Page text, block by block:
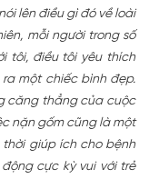
lên điều gì đó về loài
mỗi người trong số
tôi, điều tôi yêu thích
một chiếc bình đẹp.
căng thẳng của cuộc
nặn gốm cũng là một
giúp ích cho bệnh
cực kỳ vui với trẻ